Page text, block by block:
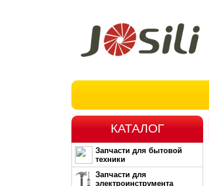
КАТАЛОГ
Запчасти для бытовой
техники
Запчасти для
электроинструмента